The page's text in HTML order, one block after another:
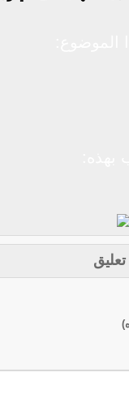
تعليق